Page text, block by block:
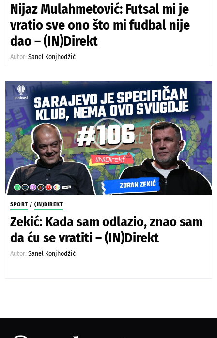
Nijaz Mulahmetović: Futsal mi je
vratio sve ono što mi fudbal nije
dao – (IN)Direkt
Autor: Sanel Konjhodžić
SPORT / (IN)DIREKT
Zekić: Kada sam odlazio, znao sam
da ću se vratiti – (IN)Direkt
Autor: Sanel Konjhodžić